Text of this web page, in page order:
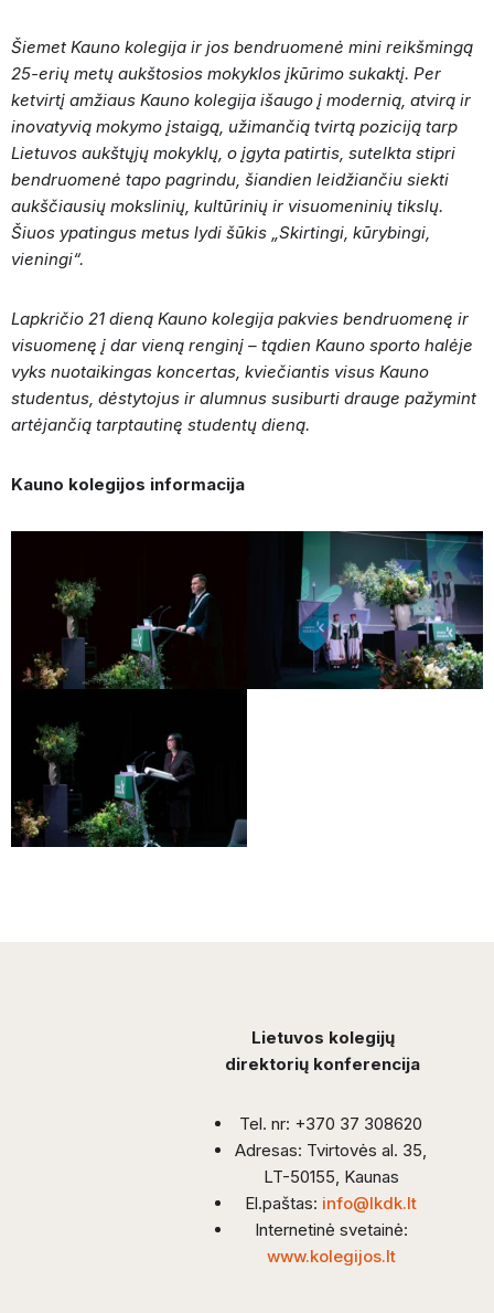
Šiemet Kauno kolegija ir jos bendruomenė mini reikšmingą
25-erių metų aukštosios mokyklos įkūrimo sukaktį. Per
ketvirtį amžiaus Kauno kolegija išaugo į modernią, atvirą ir
inovatyvią mokymo įstaigą, užimančią tvirtą poziciją tarp
Lietuvos aukštųjų mokyklų, o įgyta patirtis, sutelkta stipri
bendruomenė tapo pagrindu, šiandien leidžiančiu siekti
aukščiausių mokslinių, kultūrinių ir visuomeninių tikslų.
Šiuos ypatingus metus lydi šūkis „Skirtingi, kūrybingi,
vieningi“.
Lapkričio 21 dieną Kauno kolegija pakvies bendruomenę ir
visuomenę į dar vieną renginį – tądien Kauno sporto halėje
vyks nuotaikingas koncertas, kviečiantis visus Kauno
studentus, dėstytojus ir alumnus susiburti drauge pažymint
artėjančią tarptautinę studentų dieną.
Kauno kolegijos informacija
Lietuvos kolegijų
direktorių konferencija
Tel. nr: +370 37 308620
Adresas: Tvirtovės al. 35,
LT-50155, Kaunas
El.paštas: info@lkdk.lt
Internetinė svetainė:
www.kolegijos.lt